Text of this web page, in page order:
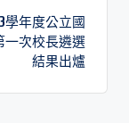
學年度公立國
一次校長遴選
結果出爐